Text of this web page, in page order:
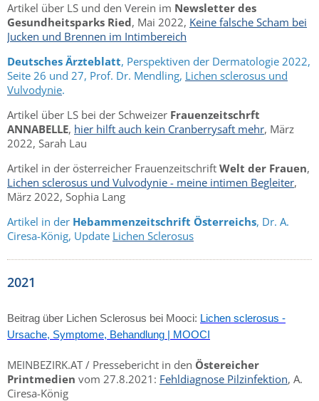
Artikel über LS und den Verein im Newsletter des
Gesundheitsparks Ried, Mai 2022, Keine falsche Scham bei
Jucken und Brennen im Intimbereich
Deutsches Ärzteblatt, Perspektiven der Dermatologie 2022,
Seite 26 und 27, Prof. Dr. Mendling, Lichen sclerosus und
Vulvodynie.
Artikel über LS bei der Schweizer Frauenzeitschrft
ANNABELLE, hier hilft auch kein Cranberrysaft mehr, März
2022, Sarah Lau
Artikel in der österreicher Frauenzeitschrift Welt der Frauen,
Lichen sclerosus und Vulvodynie - meine intimen Begleiter,
März 2022, Sophia Lang
Artikel in der Hebammenzeitschrift Österreichs, Dr. A.
Ciresa-König, Update Lichen Sclerosus
2021
Beitrag über Lichen Sclerosus bei Mooci: Lichen sclerosus -
Ursache, Symptome, Behandlung | MOOCI
MEINBEZIRK.AT / Pressebericht in den Östereicher
Printmedien vom 27.8.2021: Fehldiagnose Pilzinfektion, A.
Ciresa-König